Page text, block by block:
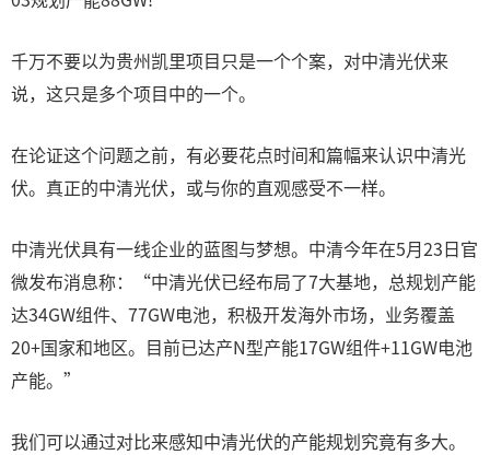
千万不要以为贵州凯里项目只是一个个案，对中清光伏来
说，这只是多个项目中的一个。
在论证这个问题之前，有必要花点时间和篇幅来认识中清光
伏。真正的中清光伏，或与你的直观感受不一样。
中清光伏具有一线企业的蓝图与梦想。中清今年在5月23日官
微发布消息称：“中清光伏已经布局了7大基地，总规划产能
达34GW组件、77GW电池，积极开发海外市场，业务覆盖
20+国家和地区。目前已达产N型产能17GW组件+11GW电池
产能。”
我们可以通过对比来感知中清光伏的产能规划究竟有多大。